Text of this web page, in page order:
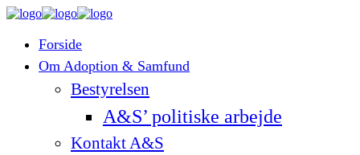
Forside
Om Adoption & Samfund
Bestyrelsen
A&S’ politiske arbejde
Kontakt A&S